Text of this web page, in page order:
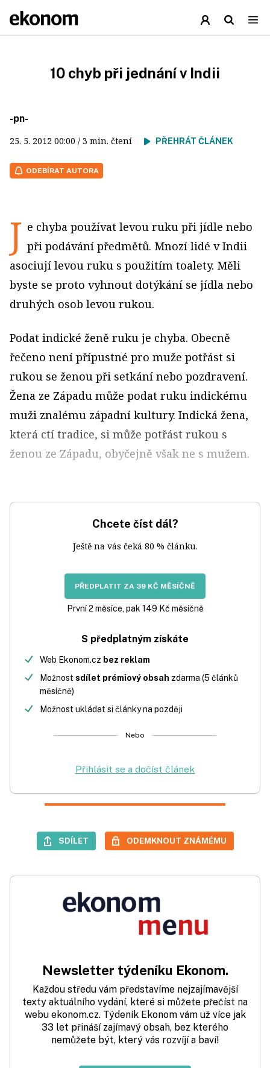
10 chyb při jednání v Indii
-pn-
25. 5. 2012 00:00 / 3 min. čtení PŘEHRÁT ČLÁNEK
ODEBÍRAT AUTORA
J e chyba používat levou ruku při jídle nebo
při podávání předmětů. Mnozí lidé v Indii
asociují levou ruku s použitím toalety. Měli
byste se proto vyhnout dotýkání se jídla nebo
druhých osob levou rukou.
Podat indické ženě ruku je chyba. Obecně
řečeno není přípustné pro muže potřást si
rukou se ženou při setkání nebo pozdravení.
Žena ze Západu může podat ruku indickému
muži znalému západní kultury. Indická žena,
která ctí tradice, si může potřást rukou s
ženou ze Západu, obyčejně však ne s mužem.
Chcete číst dál?
Ještě na vás čeká 80 % článku.
PŘEDPLATIT ZA 39 KČ MĚSÍČNĚ
První 2 měsíce, pak 149 Kč měsíčně
S předplatným získáte
Web Ekonom.cz bez reklam
Možnost sdílet prémiový obsah zdarma (5 článků
měsíčně)
Možnost ukládat si články na později
Nebo
Přihlásit se a dočíst článek
SDÍLET ODEMKNOUT ZNÁMÉMU
Newsletter týdeníku Ekonom.
Každou středu vám představíme nejzajímavější
texty aktuálního vydání, které si můžete přečíst na
webu ekonom.cz. Týdeník Ekonom vám už více jak
33 let přináší zajímavý obsah, bez kterého
nemůžete být, který vás rozvíjí a baví!